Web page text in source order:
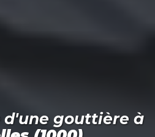
d'une gouttière à